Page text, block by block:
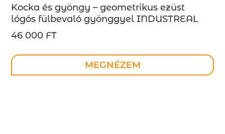
Kocka és gyöngy – geometrikus ezüst
lógós fülbevaló gyönggyel INDUSTREAL
kollekció – design ékszer –
MEGRENDELÉSRE
46 000 FT
MEGNÉZEM